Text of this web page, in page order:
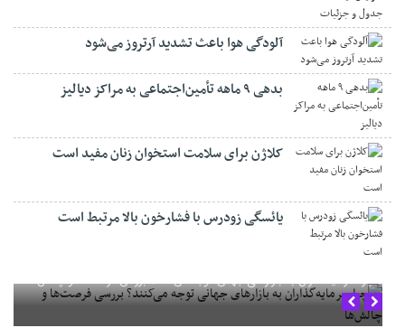
آلودگی هوا باعث تشدید آرتروز می‌شود
بدهی ۹ ماهه تأمین‌اجتماعی به مراکز دیالیز
کلاژن برای سلامت استخوان زنان مفید است
یائسگی زودرس با فشارخون بالا مرتبط است
چرا سرمایه‌گذاران به بازارهای جهانی توجه می‌کنند؟ بررسی فرصت‌ها و چالش‌ها